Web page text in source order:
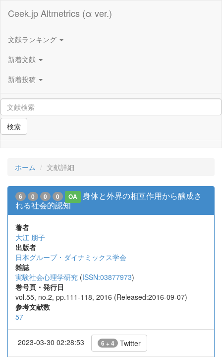
Ceek.jp Altmetrics (α ver.)
文献ランキング
新着文献
新着投稿
検索
ホーム 文献詳細
6 0 0 0 OA
身体と外界の相互作用から醸成さ
れる社会的認知
著者
大江 朋子
出版者
日本グループ・ダイナミックス学会
雑誌
実験社会心理学研究 (ISSN:03877973)
巻号頁・発行日
vol.55, no.2, pp.111-118, 2016 (Released:2016-09-07)
参考文献数
57
2023-03-30 02:28:53 6 + 4 Twitter